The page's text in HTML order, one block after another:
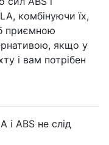
комбінуючи їх,
приємною
якщо у
і вам потрібен
і ABS не слід